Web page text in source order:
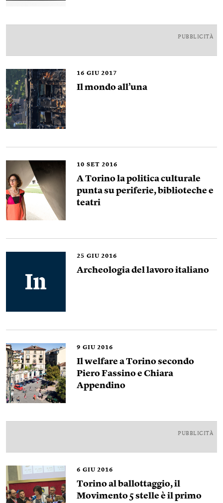
PUBBLICITÀ
16 GIU 2017
Il mondo all’una
10 SET 2016
A Torino la politica culturale
punta su periferie, biblioteche e
teatri
25 GIU 2016
Archeologia del lavoro italiano
9 GIU 2016
Il welfare a Torino secondo
Piero Fassino e Chiara
Appendino
PUBBLICITÀ
6 GIU 2016
Torino al ballottaggio, il
Movimento 5 stelle è il primo